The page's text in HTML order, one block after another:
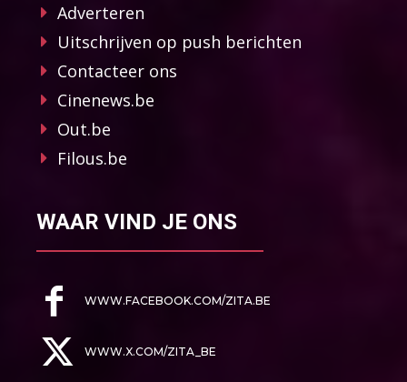
Adverteren
Uitschrijven op push berichten
Contacteer ons
Cinenews.be
Out.be
Filous.be
WAAR VIND JE ONS
WWW.FACEBOOK.COM/ZITA.BE
WWW.X.COM/ZITA_BE